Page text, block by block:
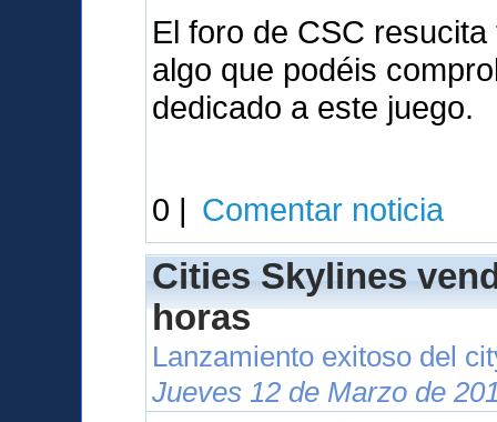
El foro de CSC
algo que podéis
dedicado a este juego.
0 | Comentar noticia
Cities Skylines
horas
Lanzamiento exitoso del
Jueves 12 de Marzo de